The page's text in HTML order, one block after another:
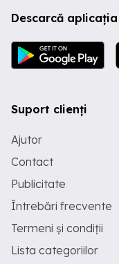
Descarcă
Suport clienți
Ajutor
Contact
Publicitate
Întrebări frecvente
Termeni și condiții
Lista categoriilor